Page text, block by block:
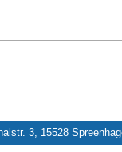
3, 15528